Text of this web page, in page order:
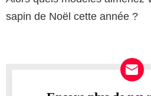
sapin de Noël cette année ?